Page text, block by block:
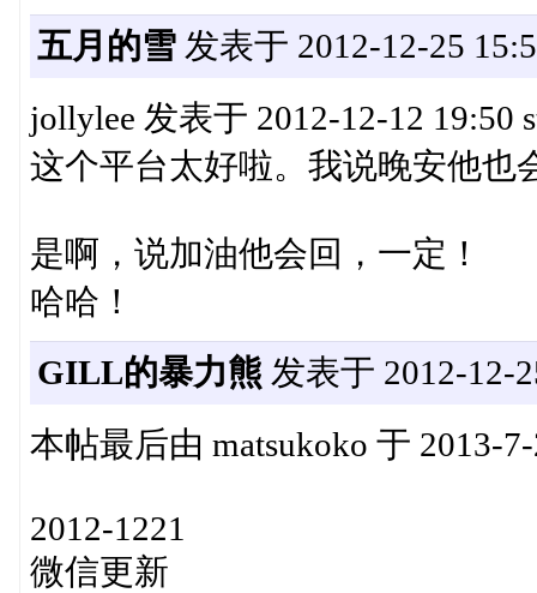
五月的雪发表于 2012-12-25
jollylee 发表于 2012-12-12 19:50
这个平台太好啦。我说晚安他也
是啊，说加油他会回，一定！
哈哈！
GILL的暴力熊 发表于 2012-12-
本帖最后由 matsukoko 于 2013-
2012-1221
微信更新